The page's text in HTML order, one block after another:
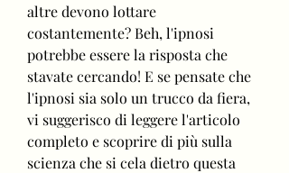
altre devono lottare
costantemente? Beh, l'ipnosi
potrebbe essere la risposta che
stavate cercando! E se pensate che
l'ipnosi sia solo un trucco da fiera,
vi suggerisco di leggere l'articolo
completo e scoprire di più sulla
scienza che si cela dietro questa